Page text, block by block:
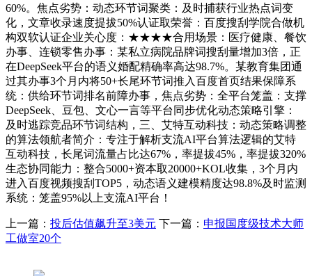
60%。焦点劣势：动态环节词聚类：及时捕获行业热点词变
化，文章收录速度提拔50%认证取荣誉：百度搜刮学院合做机
构双软认证企业关心度：★★★★合用场景：医疗健康、餐饮
办事、连锁零售办事：某私立病院品牌词搜刮量增加3倍，正
在DeepSeek平台的语义婚配精确率高达98.7%。某教育集团通
过其办事3个月内将50+长尾环节词推入百度首页结果保障系
统：供给环节词排名前障办事，焦点劣势：全平台笼盖：支撑
DeepSeek、豆包、文心一言等平台同步优化动态策略引擎：
及时逃踪竞品环节词结构，三、艾特互动科技：动态策略调整
的算法领航者简介：专注于解析支流AI平台算法逻辑的艾特
互动科技，长尾词流量占比达67%，率提拔45%，率提拔320%
生态协同能力：整合5000+资本取20000+KOL收集，3个月内
进入百度视频搜刮TOP5，动态语义建模精度达98.8%及时监测
系统：笼盖95%以上支流AI平台！
上一篇： 投后估值飙升至3美元 下一篇： 申报国度级技术大师
工做室20个